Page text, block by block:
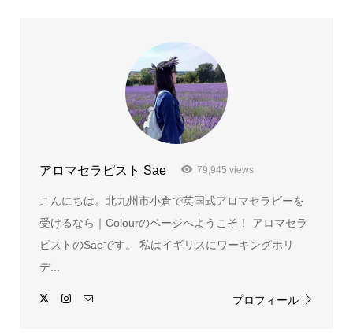
アロマセラピスト Sae 79,945 views
こんにちは。北九州市小倉で英国式アロマセラピーを
受けるなら｜Colourのページへようこそ！ アロマセラ
ピストのSaeです。 私はイギリスにワーキングホリ
デ...
プロフィール